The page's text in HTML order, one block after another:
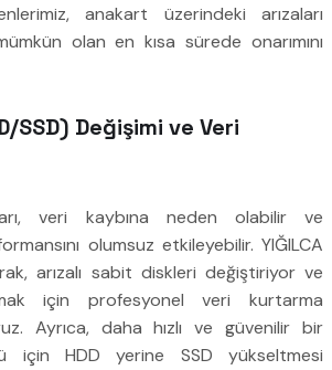
anakart üzerindeki arızaları
olan en kısa sürede onarımını
SSD) Değişimi ve Veri
veri kaybına neden olabilir ve
olumsuz etkileyebilir. YIĞILCA
arızalı sabit diskleri değiştiriyor ve
için profesyonel veri kurtarma
Ayrıca, daha hızlı ve güvenilir bir
için HDD yerine SSD yükseltmesi